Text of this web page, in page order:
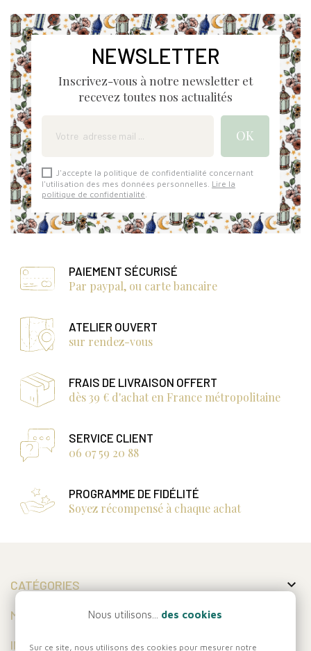
NEWSLETTER
Inscrivez-vous à notre newsletter et
recevez toutes nos actualités
J'accepte la politique de confidentialité concernant
l'utilisation des mes données personnelles. Lire la
politique de confidentialité.
PAIEMENT SÉCURISÉ
Par paypal, ou carte bancaire
ATELIER OUVERT
sur rendez-vous
FRAIS DE LIVRAISON OFFERT
dès 39 € d'achat en France métropolitaine
SERVICE CLIENT
06 07 59 20 88
PROGRAMME DE FIDÉLITÉ
Soyez récompensé à chaque achat
CATÉGORIES 
MON COMPTE
INFORMATIONS
Nous utilisons... des cookies
Sur ce site, nous utilisons des cookies pour mesurer notre